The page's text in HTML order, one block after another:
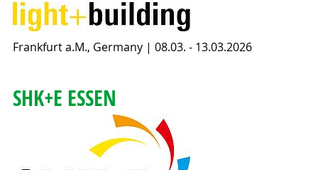
Frankfurt a.M., Germany | 08.03. - 13.03.2026
SHK+E ESSEN